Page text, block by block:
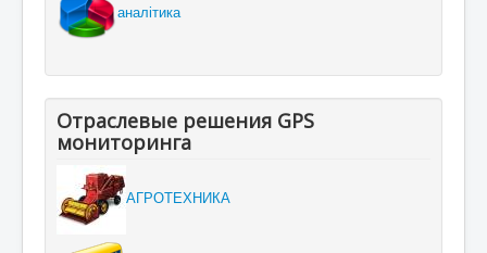
аналітика
Отраслевые решения GPS
мониторинга
АГРОТЕХНИКА